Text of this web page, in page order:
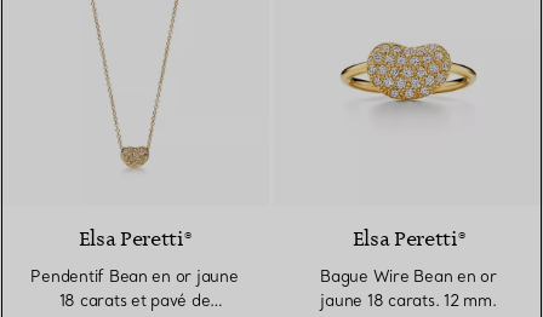
Elsa Peretti®
Pendentif Bean en or jaune
18 carats et pavé de
Elsa Peretti®
Bague Wire Bean en or
jaune 18 carats. 12 mm.